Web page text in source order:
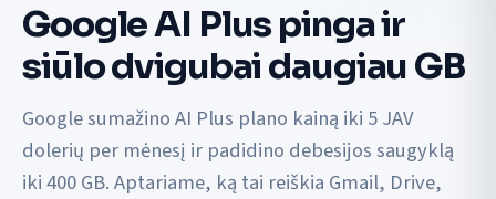
Google AI Plus pinga ir
siūlo dvigubai daugiau GB
Google sumažino AI Plus plano kainą iki 5 JAV
dolerių per mėnesį ir padidino debesijos saugyklą
iki 400 GB. Aptariame, ką tai reiškia Gmail, Drive,